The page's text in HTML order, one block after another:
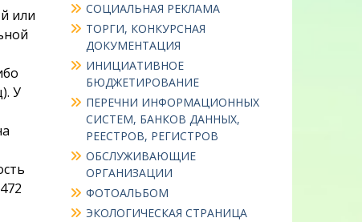
или
У
СОЦИАЛЬНАЯ РЕКЛАМА
ТОРГИ, КОНКУРСНАЯ
ДОКУМЕНТАЦИЯ
ИНИЦИАТИВНОЕ
БЮДЖЕТИРОВАНИЕ
ПЕРЕЧНИ ИНФОРМАЦИОННЫХ
СИСТЕМ, БАНКОВ ДАННЫХ,
РЕЕСТРОВ, РЕГИСТРОВ
ОБСЛУЖИВАЮЩИЕ
ОРГАНИЗАЦИИ
ФОТОАЛЬБОМ
ЭКОЛОГИЧЕСКАЯ СТРАНИЦА